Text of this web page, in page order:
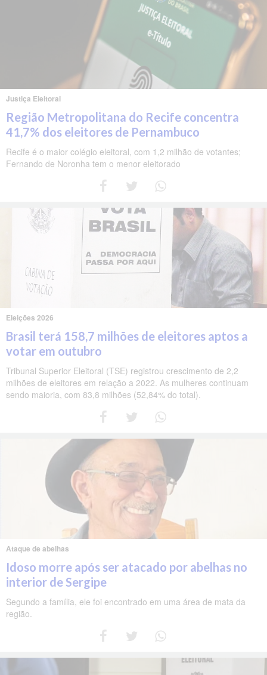
Justiça Eleitoral
Região Metropolitana do Recife concentra
41,7% dos eleitores de Pernambuco
Recife é o maior colégio eleitoral, com 1,2 milhão de votantes;
Fernando de Noronha tem o menor eleitorado
Eleições 2026
Brasil terá 158,7 milhões de eleitores aptos a
votar em outubro
Tribunal Superior Eleitoral (TSE) registrou crescimento de 2,2
milhões de eleitores em relação a 2022. As mulheres continuam
sendo maioria, com 83,8 milhões (52,84% do total).
Ataque de abelhas
Idoso morre após ser atacado por abelhas no
interior de Sergipe
Segundo a família, ele foi encontrado em uma área de mata da
região.